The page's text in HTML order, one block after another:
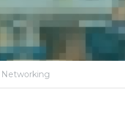
Networking